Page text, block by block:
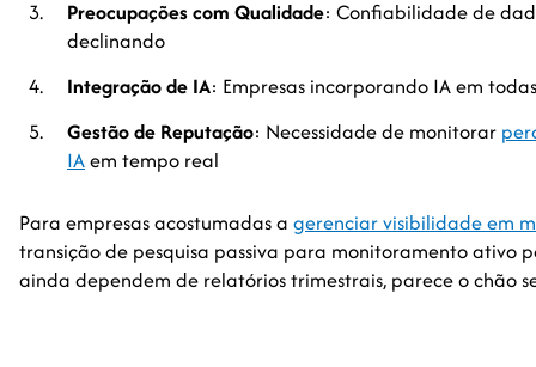
Preocupações com Qualidade: Confiabilidade de
declinando
Integração de IA: Empresas incorporando IA em
Gestão de Reputação: Necessidade de monitorar
IAem tempo real
Para empresas acostumadas a gerenciar visibilidade em
transição de pesquisa passiva para monitoramento ativo
ainda dependem de relatórios trimestrais, parece o chão